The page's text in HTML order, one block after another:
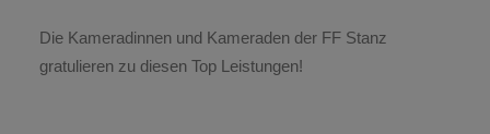
Die Kameradinnen und Kameraden der FF Stanz
gratulieren zu diesen Top Leistungen!